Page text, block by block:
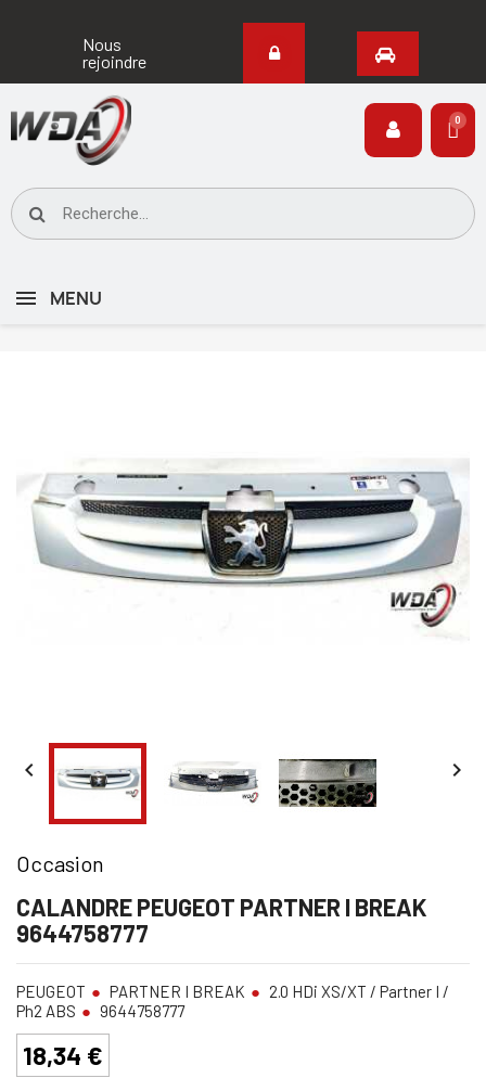
Nous
rejoindre
MENU
 
Occasion
CALANDRE PEUGEOT PARTNER I BREAK
9644758777
PEUGEOT PARTNER I BREAK
2.0 HDi XS/XT / Partner I /
Ph2 ABS
9644758777
18,34 €